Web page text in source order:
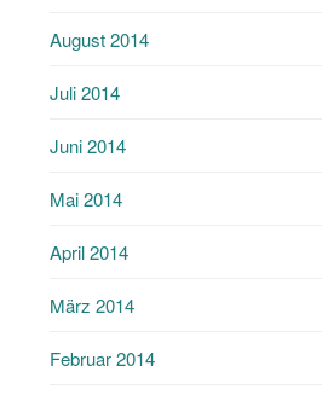
August 2014
Juli 2014
Juni 2014
Mai 2014
April 2014
März 2014
Februar 2014